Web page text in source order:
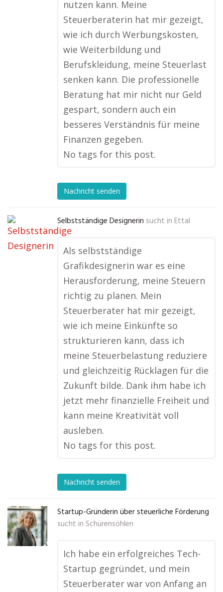
nutzen kann. Meine
Steuerberaterin hat mir gezeigt,
wie ich durch Werbungskosten,
wie Weiterbildung und
Berufskleidung, meine Steuerlast
senken kann. Die professionelle
Beratung hat mir nicht nur Geld
gespart, sondern auch ein
besseres Verständnis für meine
Finanzen gegeben.
No tags for this post.
Nachricht senden
Selbstständige Designerin sucht in Ettal
Als selbstständige
Grafikdesignerin war es eine
Herausforderung, meine Steuern
richtig zu planen. Mein
Steuerberater hat mir gezeigt,
wie ich meine Einkünfte so
strukturieren kann, dass ich
meine Steuerbelastung reduziere
und gleichzeitig Rücklagen für die
Zukunft bilde. Dank ihm habe ich
jetzt mehr finanzielle Freiheit und
kann meine Kreativität voll
ausleben.
No tags for this post.
Nachricht senden
Startup-Gründerin über steuerliche Förderung
sucht in Schürensöhlen
Ich habe ein erfolgreiches Tech-
Startup gegründet, und mein
Steuerberater war von Anfang an